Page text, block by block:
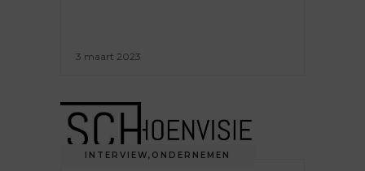
3 maart 2023
INTERVIEW, ONDERNEMEN